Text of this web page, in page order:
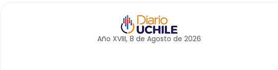
Año XVIII, 8 de Agosto de 2026